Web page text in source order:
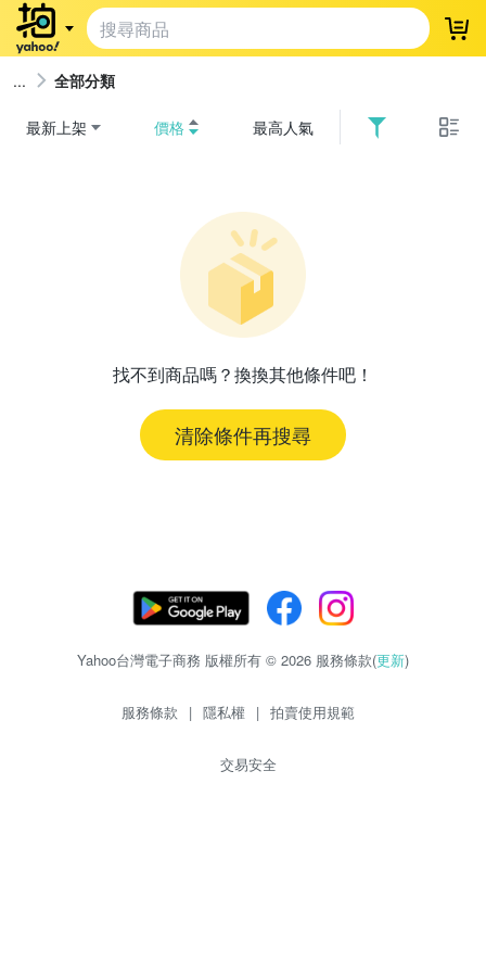
登
全部分類
最新上架 價格 最高人氣
找不到商品嗎？換換其他條件吧！
清除條件再搜尋
Yahoo台灣電子商務 版權所有 © 2026 服務條款(更新)
服務條款 | 隱私權 | 拍賣使用規範
交易安全